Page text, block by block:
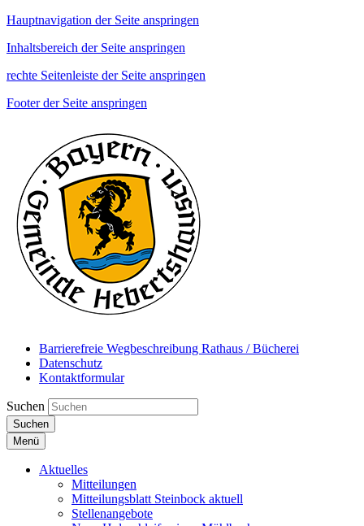
Hauptnavigation der Seite anspringen
Inhaltsbereich der Seite anspringen
rechte Seitenleiste der Seite anspringen
Footer der Seite anspringen
Barrierefreie Wegbeschreibung Rathaus / Bücherei
Datenschutz
Kontaktformular
Suchen
Suchen
Menü
Aktuelles
Mitteilungen
Mitteilungsblatt Steinbock aktuell
Stellenangebote